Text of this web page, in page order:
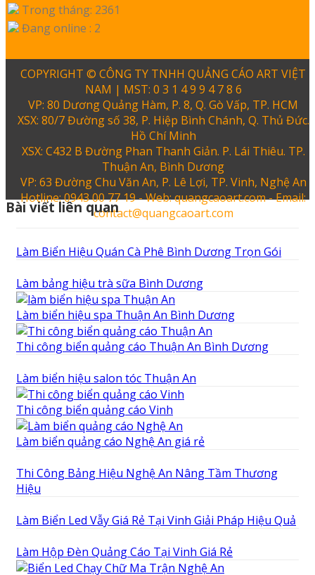
Trong tháng: 2361
Đang online : 2
COPYRIGHT © CÔNG TY TNHH QUẢNG CÁO ART VIỆT
NAM | MST: 0 3 1 4 9 9 4 7 8 6
VP: 80 Dương Quảng Hàm, P. 8, Q. Gò Vấp, TP. HCM
XSX: 80/7 Đường số 38, P. Hiệp Bình Chánh, Q. Thủ Đức.
Hồ Chí Minh
XSX: C432 B Đường Phan Thanh Giản. P. Lái Thiêu. TP.
Thuận An, Bình Dương
VP: 63 Đường Chu Văn An, P. Lê Lợi, TP. Vinh, Nghệ An
Hotline: 0943 00 77 19 - Web: quangcaoart.com - Email:
contact@quangcaoart.com
Bài viết liên quan
Làm Biển Hiệu Quán Cà Phê Bình Dương Trọn Gói
Làm bảng hiệu trà sữa Bình Dương
Làm biển hiệu spa Thuận An Bình Dương
Thi công biển quảng cáo Thuận An Bình Dương
Làm biển hiệu salon tóc Thuận An
Thi công biển quảng cáo Vinh
Làm biển quảng cáo Nghệ An giá rẻ
Thi Công Bảng Hiệu Nghệ An Nâng Tầm Thương
Hiệu
Làm Biển Led Vẫy Giá Rẻ Tại Vinh Giải Pháp Hiệu Quả
Làm Hộp Đèn Quảng Cáo Tại Vinh Giá Rẻ